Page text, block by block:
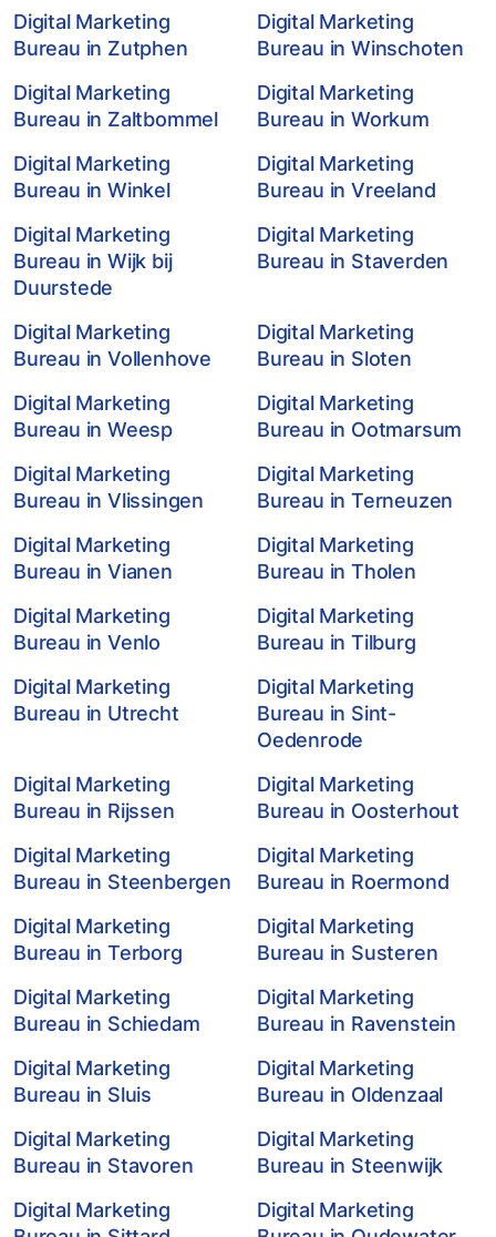
Digital Marketing
Bureau in Zutphen
Digital Marketing
Bureau in Winschoten
Digital Marketing
Bureau in Zaltbommel
Digital Marketing
Bureau in Workum
Digital Marketing
Bureau in Winkel
Digital Marketing
Bureau in Vreeland
Digital Marketing
Bureau in Wijk bij
Duurstede
Digital Marketing
Bureau in Staverden
Digital Marketing
Bureau in Vollenhove
Digital Marketing
Bureau in Sloten
Digital Marketing
Bureau in Weesp
Digital Marketing
Bureau in Ootmarsum
Digital Marketing
Bureau in Vlissingen
Digital Marketing
Bureau in Terneuzen
Digital Marketing
Bureau in Vianen
Digital Marketing
Bureau in Tholen
Digital Marketing
Bureau in Venlo
Digital Marketing
Bureau in Tilburg
Digital Marketing
Bureau in Utrecht
Digital Marketing
Bureau in Sint-
Oedenrode
Digital Marketing
Bureau in Rijssen
Digital Marketing
Bureau in Oosterhout
Digital Marketing
Bureau in Steenbergen
Digital Marketing
Bureau in Roermond
Digital Marketing
Bureau in Terborg
Digital Marketing
Bureau in Susteren
Digital Marketing
Bureau in Schiedam
Digital Marketing
Bureau in Ravenstein
Digital Marketing
Bureau in Sluis
Digital Marketing
Bureau in Oldenzaal
Digital Marketing
Bureau in Stavoren
Digital Marketing
Bureau in Steenwijk
Digital Marketing
Digital Marketing